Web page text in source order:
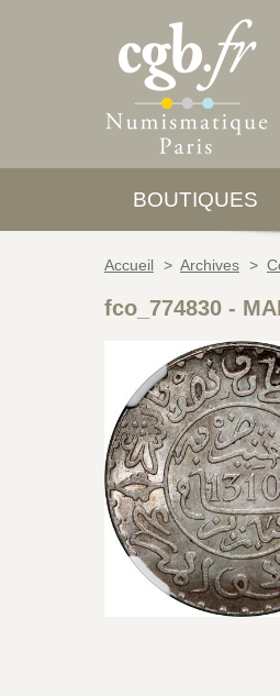
BOUTIQUES
Accueil > Archives >
fco_774830 -